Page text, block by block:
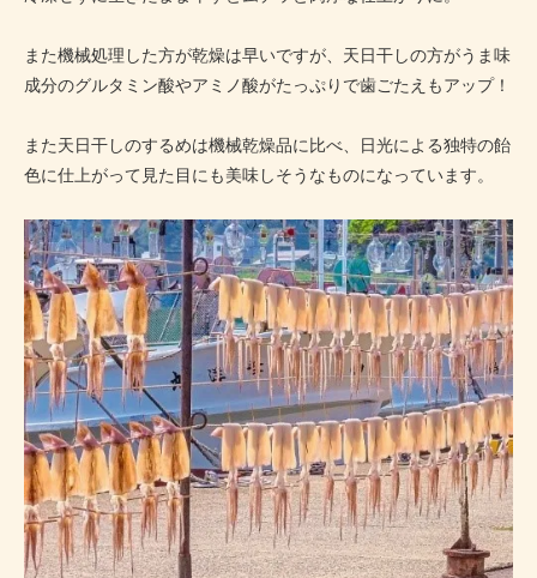
また機械処理した方が乾燥は早いですが、天日干しの方がうま味
成分のグルタミン酸やアミノ酸がたっぷりで歯ごたえもアップ！
また天日干しのするめは機械乾燥品に比べ、日光による独特の飴
色に仕上がって見た目にも美味しそうなものになっています。